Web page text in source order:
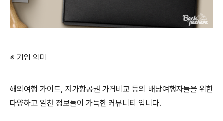
※ 기업 의미
해외여행 가이드, 저가항공권 가격비교 등의 배낭여행자들을 위한
다양하고 알찬 정보들이 가득한 커뮤니티 입니다.